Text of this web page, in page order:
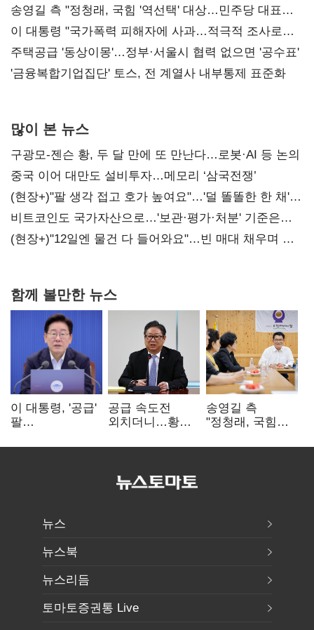
리모델링' 제안
송영길 측 "정청래, 국힘 '역선택' 대상…민주당 대표로
총선 지휘 못해"
이 대통령 "국가폭력 피해자에 사과…적극적 조사로
진실 밝혀야"
주택공급 '동상이몽'…정부·서울시 협력 없으면 '공수표'
'금융복합기업집단' 토스, 전 계열사 내부통제 표준화
많이 본 뉴스
구광모-젠슨 황, 두 달 만에 또 만난다…로봇·AI 등 논의
중국 이어 대만도 설비투자…메모리 ‘삼국전쟁’
(현장+)"팔 생각 접고 호가 높여요"…'덜 똘똘한 한 채'
20억 키맞추기
비트코인도 국가자산으로…'보관·평가·처분' 기준은
숙제
(현장+)"12일엔 물건 다 들어와요"…빈 매대 채우며 문
함께 볼만한 뉴스
이 대통령, '공급'
팔
여 내부선
공급 속도전
외치더니…황희,
리모델링' 제안
송영길 측
"정청래, 국힘
민주당 대표로
뉴스
뉴스북
뉴스리듬
토마토증권통 Live